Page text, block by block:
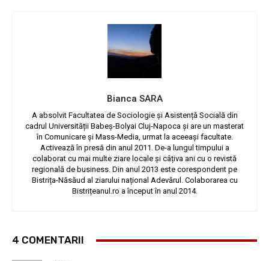
Bianca SARA
A absolvit Facultatea de Sociologie și Asistență Socială din
cadrul Universității Babeș-Bolyai Cluj-Napoca și are un masterat
în Comunicare și Mass-Media, urmat la aceeași facultate.
Activează în presă din anul 2011. De-a lungul timpului a
colaborat cu mai multe ziare locale și câțiva ani cu o revistă
regională de business. Din anul 2013 este corespondent pe
Bistrița-Năsăud al ziarului național Adevărul. Colaborarea cu
Bistrițeanul.ro a început în anul 2014.
4 COMENTARII